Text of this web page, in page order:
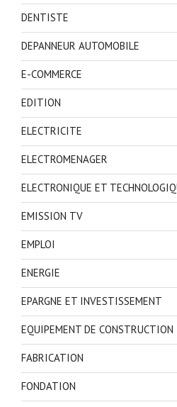
DENTISTE
DEPANNEUR AUTOMOBILE
E-COMMERCE
EDITION
ELECTRICITE
ELECTROMENAGER
ELECTRONIQUE ET
EMISSION TV
EMPLOI
ENERGIE
EPARGNE ET INVESTISSEMENT
EQUIPEMENT DE CONSTRUCTION
FABRICATION
FONDATION